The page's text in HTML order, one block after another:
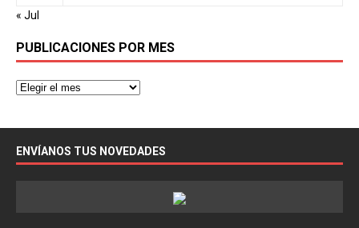
« Jul
PUBLICACIONES POR MES
ENVÍANOS TUS NOVEDADES